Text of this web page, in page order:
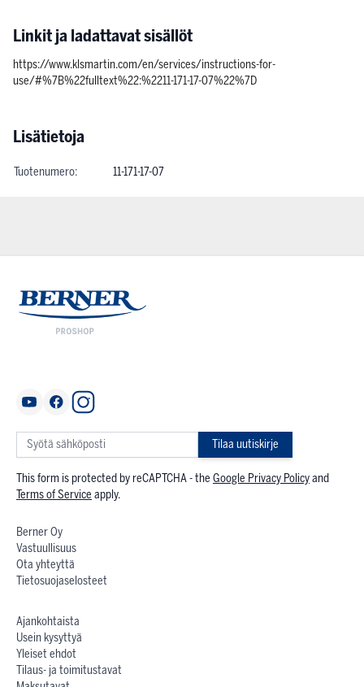
Linkit ja ladattavat sisällöt
https://www.klsmartin.com/en/services/instructions-for-
use/#%7B%22fulltext%22:%2211-171-17-07%22%7D
Lisätietoja
Tuotenumero: 11-171-17-07
Tilaa uutiskirje
This form is protected by reCAPTCHA - the Google Privacy Policyand
Terms of Service apply.
Berner Oy
Vastuullisuus
Ota yhteyttä
Tietosuojaselosteet
Ajankohtaista
Usein kysyttyä
Yleiset ehdot
Tilaus- ja toimitustavat